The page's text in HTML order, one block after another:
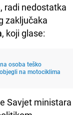
radi nedostatka
zaključaka
, koji glase:
osoba teško
na motociklima
Savjet ministara